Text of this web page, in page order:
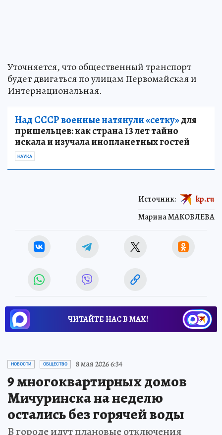
Уточняется, что общественный транспорт
будет двигаться по улицам Первомайская и
Интернациональная.
Над СССР военные натянули «сетку»для
пришельцев: как страна 13 лет тайно
искала и изучала инопланетных гостей
НАУКА
Марина МАКОВЛЕВА
Источник: kp.ru
ЧИТАЙТЕ НАС В МАХ!
НОВОСТИ ОБЩЕСТВО 8 мая 2026 6:34
9 многоквартирных домов
Мичуринска на неделю
остались без горячей воды
В городе идут плановые отключения